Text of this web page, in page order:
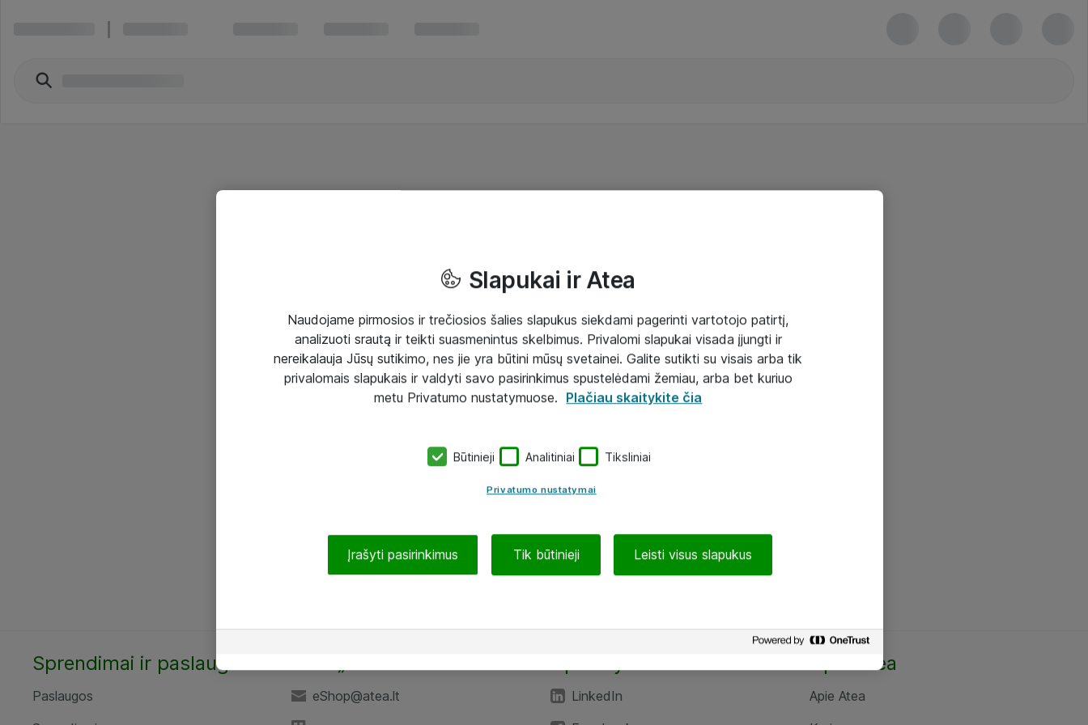
Sprendimai ir paslaugos
Paslaugos
eShop@atea.lt
LinkedIn
Apie Atea
Apie Atea
Slapukai ir Atea
Naudojame pirmosios ir trečiosios šalies slapukus siekdami pagerinti vartotojo patirtį,
analizuoti srautą ir teikti suasmenintus skelbimus. Privalomi slapukai visada įjungti ir
nereikalauja Jūsų sutikimo, nes jie yra būtini mūsų svetainei. Galite sutikti su visais arba tik
privalomais slapukais ir valdyti savo pasirinkimus spustelėdami žemiau, arba bet kuriuo
metu Privatumo nustatymuose. Plačiau skaitykite čia
Būtinieji Analitiniai Tiksliniai
Privatumo nustatymai
Įrašyti pasirinkimus Tik būtinieji Leisti visus slapukus